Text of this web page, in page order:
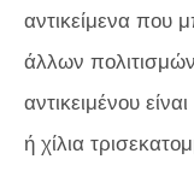
αντικείμενα που
άλλων
αντικειμένου
ή χίλια